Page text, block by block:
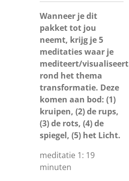
Wanneer je dit
pakket tot jou
neemt, krijg je 5
meditaties waar je
mediteert/visualiseert
rond het thema
transformatie. Deze
komen aan bod: (1)
kruipen, (2) de rups,
(3) de rots, (4) de
spiegel, (5) het Licht.
meditatie 1: 19
minuten